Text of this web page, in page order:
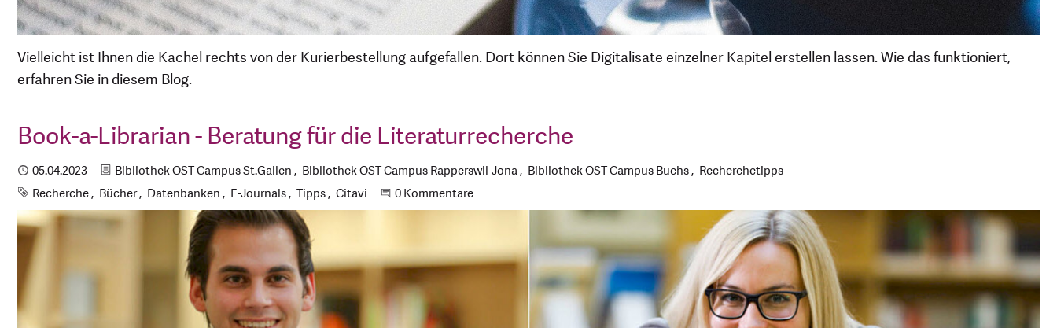
Vielleicht ist Ihnen die Kachel rechts von der Kurierbestellung aufgefallen. Dort können Sie Digitalisate einzelner Kapitel erstellen lassen. Wie das funktioniert,
erfahren Sie in diesem Blog.
Book-a-Librarian - Beratung für die Literaturrecherche
Publiziert
05.04.2023 Kategorien
Bibliothek OST Campus St.Gallen Bibliothek OST Campus Rapperswil-Jona Bibliothek OST Campus Buchs
Recherchetipps
Schlagworte
Recherche Bücher Datenbanken E-Journals Tipps Citavi Beginne eine Unterhaltung
0 Kommentare